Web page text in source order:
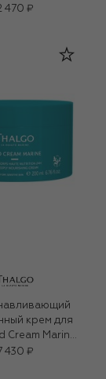
470 ₽
крем для
Cream Marine
430 ₽